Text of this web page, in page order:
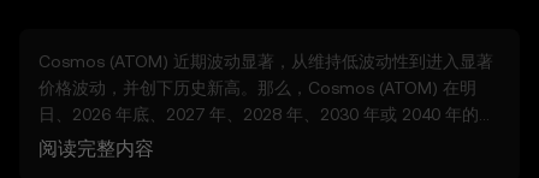
Cosmos (ATOM) 近期波动显著，从维持低波动性到进入显著
价格波动，并创下历史新高。那么，Cosmos (ATOM) 在明
日、2026 年底、2027 年、2028 年、2030 年或 2040 年的预
测价格会是多少？
阅读完整内容